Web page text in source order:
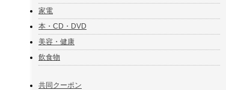
家電
本・CD・DVD
美容・健康
飲食物
共同クーポン